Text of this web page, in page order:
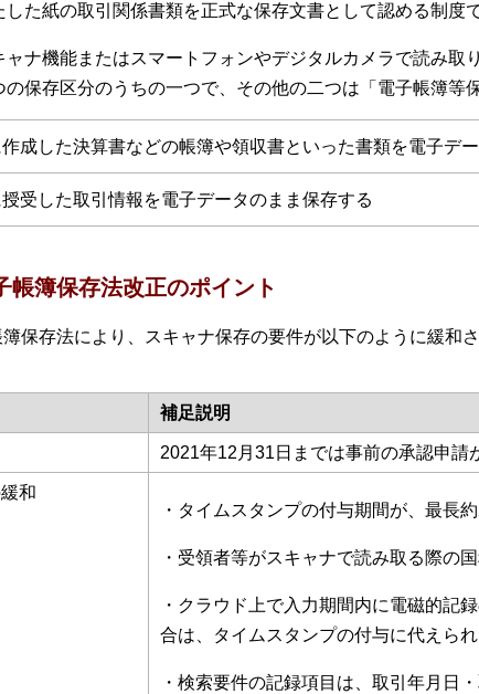
た紙の取引関係書類を正式な保存文書として認める制度で
ナ機能またはスマートフォンやデジタルカメラで読み取
保存区分のうちの一つで、その他の二つは「電子帳簿等
成した決算書などの帳簿や領収書といった書類を電子デ
受した取引情報を電子データのまま保存する
帳簿保存法改正のポイント
保存法により、スキャナ保存の要件が以下のように緩和
補足説明
2021年12月31日までは事前の承認申請
和
・タイムスタンプの付与期間が、最長
・受領者等がスキャナで読み取る際の
・クラウド上で入力期間内に電磁的記
合は、タイムスタンプの付与に代えられ
・検索要件の記録項目は、取引年月日